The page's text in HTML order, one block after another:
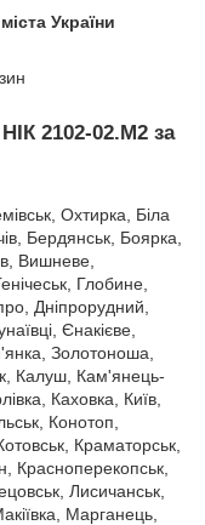
України
2102-02.M2 за
Охтирка, Біла
Бердянськ, Боярка,
Вишневе,
Глобине,
Дніпрорудний,
Єнакієве,
Золотоноша,
Калуш, Кам'янець-
Каховка, Київ,
Конотоп,
Краматорськ,
Красноперекопськ,
Лисичанськ,
Марганець,